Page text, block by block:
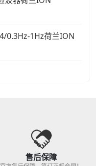
售后保障